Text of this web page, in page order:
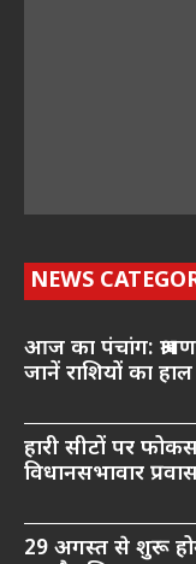
NEWS
आज का पंचांग:
जानें राशियों का हाल
हारी सीटों पर
विधानसभावार
29 अगस्त से शुरू